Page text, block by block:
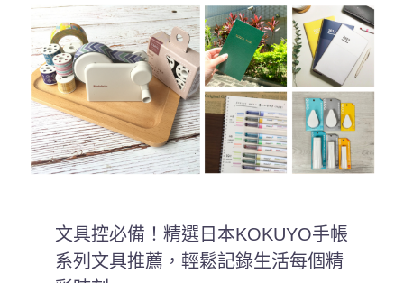
文具控必備！精選日本KOKUYO手帳
系列文具推薦，輕鬆記錄生活每個精